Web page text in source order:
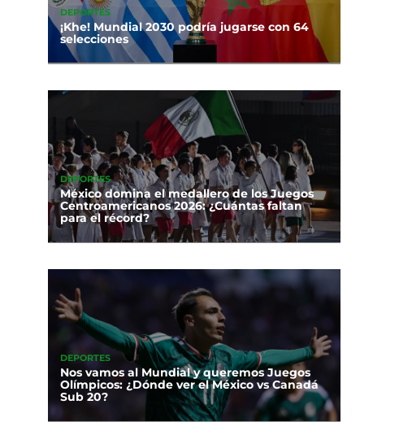
DEPORTES
¡Khe! Mundial 2030 podría jugarse con 64
selecciones
DEPORTES
México domina el medallero de los Juegos
Centroamericanos 2026: ¿Cuántas faltan
para el récord?
DEPORTES
Nos vamos al Mundial y queremos Juegos
Olímpicos: ¿Dónde ver el México vs Canadá
Sub 20?